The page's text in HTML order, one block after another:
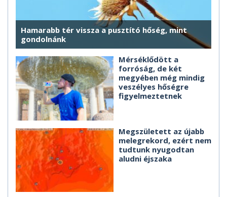
Hamarabb tér vissza a pusztító hőség, mint
gondolnánk
Mérséklődött a
forróság, de két
megyében még mindig
veszélyes hőségre
figyelmeztetnek
Megszületett az újabb
melegrekord, ezért nem
tudtunk nyugodtan
aludni éjszaka